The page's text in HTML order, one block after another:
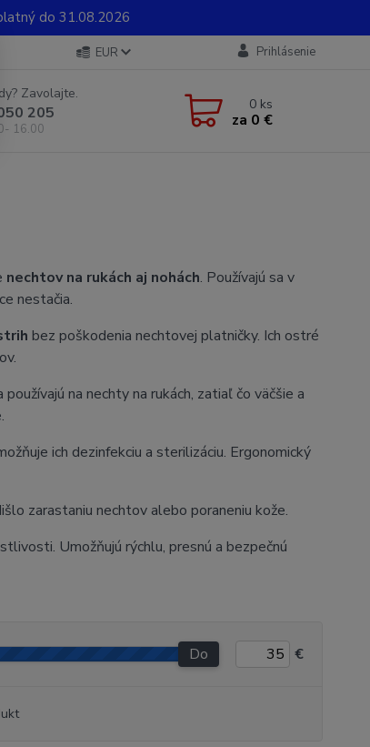
do 31.08.2026
EUR Prihlásenie
Zavolajte.
205
16.00
0 ks
za 0 €
nechtov na rukách aj nohách. Používajú sa v
nestačia.
bez poškodenia nechtovej platničky. Ich ostré
na nechty na rukách, zatiaľ čo väčšie a
ich dezinfekciu a sterilizáciu. Ergonomický
zarastaniu nechtov alebo poraneniu kože.
Umožňujú rýchlu, presnú a bezpečnú
Do €